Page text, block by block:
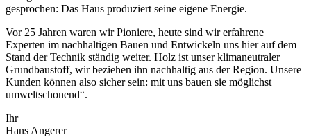
gesprochen: Das Haus produziert seine eigene Energie.
Vor 25 Jahren waren wir Pioniere, heute sind wir erfahrene
Experten im nachhaltigen Bauen und Entwickeln uns hier auf dem
Stand der Technik ständig weiter. Holz ist unser klimaneutraler
Grundbaustoff, wir beziehen ihn nachhaltig aus der Region. Unsere
Kunden können also sicher sein: mit uns bauen sie möglichst
umweltschonend“.
Ihr
Hans Angerer